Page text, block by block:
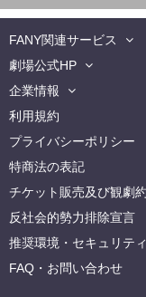
FANY関連サービス
劇場公式HP
企業情報
利用規約
プライバシーポリシー
特商法の表記
チケット販売及び観劇
反社会的勢力排除宣言
推奨環境・セキュリティ
FAQ・お問い合わせ